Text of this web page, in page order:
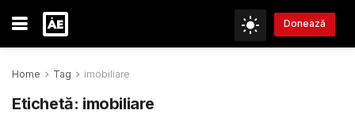
Donează
Home Tag imobiliare
Etichetă: imobiliare